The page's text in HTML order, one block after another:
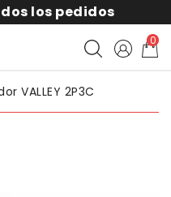
los pedidos
0
VALLEY 2P3C